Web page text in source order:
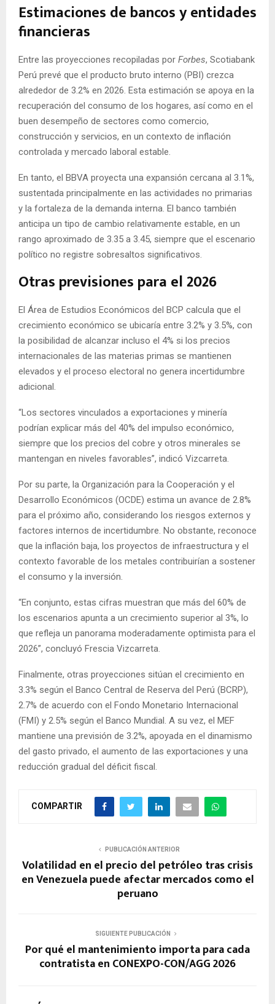
Estimaciones de bancos y entidades
financieras
Entre las proyecciones recopiladas por Forbes, Scotiabank
Perú prevé que el producto bruto interno (PBI) crezca
alrededor de 3.2% en 2026. Esta estimación se apoya en la
recuperación del consumo de los hogares, así como en el
buen desempeño de sectores como comercio,
construcción y servicios, en un contexto de inflación
controlada y mercado laboral estable.
En tanto, el BBVA proyecta una expansión cercana al 3.1%,
sustentada principalmente en las actividades no primarias
y la fortaleza de la demanda interna. El banco también
anticipa un tipo de cambio relativamente estable, en un
rango aproximado de 3.35 a 3.45, siempre que el escenario
político no registre sobresaltos significativos.
Otras previsiones para el 2026
El Área de Estudios Económicos del BCP calcula que el
crecimiento económico se ubicaría entre 3.2% y 3.5%, con
la posibilidad de alcanzar incluso el 4% si los precios
internacionales de las materias primas se mantienen
elevados y el proceso electoral no genera incertidumbre
adicional.
“Los sectores vinculados a exportaciones y minería
podrían explicar más del 40% del impulso económico,
siempre que los precios del cobre y otros minerales se
mantengan en niveles favorables”, indicó Vizcarreta.
Por su parte, la Organización para la Cooperación y el
Desarrollo Económicos (OCDE) estima un avance de 2.8%
para el próximo año, considerando los riesgos externos y
factores internos de incertidumbre. No obstante, reconoce
que la inflación baja, los proyectos de infraestructura y el
contexto favorable de los metales contribuirían a sostener
el consumo y la inversión.
“En conjunto, estas cifras muestran que más del 60% de
los escenarios apunta a un crecimiento superior al 3%, lo
que refleja un panorama moderadamente optimista para el
2026”, concluyó Frescia Vizcarreta.
Finalmente, otras proyecciones sitúan el crecimiento en
3.3% según el Banco Central de Reserva del Perú (BCRP),
2.7% de acuerdo con el Fondo Monetario Internacional
(FMI) y 2.5% según el Banco Mundial. A su vez, el MEF
mantiene una previsión de 3.2%, apoyada en el dinamismo
del gasto privado, el aumento de las exportaciones y una
reducción gradual del déficit fiscal.
COMPARTIR
PUBLICACIÓN ANTERIOR
Volatilidad en el precio del petróleo tras crisis
en Venezuela puede afectar mercados como el
peruano
SIGUIENTE PUBLICACIÓN
Por qué el mantenimiento importa para cada
contratista en CONEXPO-CON/AGG 2026